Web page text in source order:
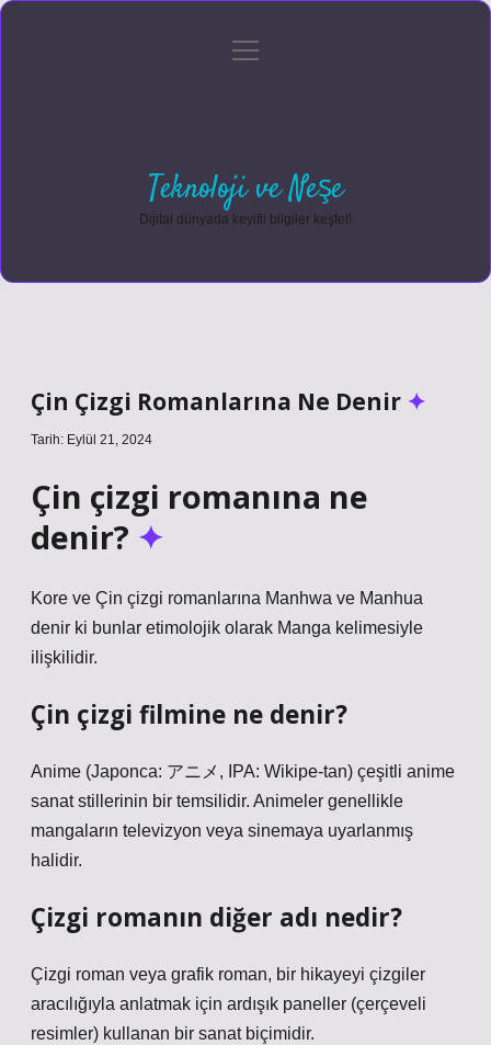
Gizlilik Politikası
menüyü
Teknoloji ve Neşe
Dijital dünyada keyifli bilgiler keşfet!
Çin Çizgi Romanlarına Ne Denir
Tarih: Eylül 21, 2024
Çin çizgi romanına ne
denir?
Kore ve Çin çizgi romanlarına Manhwa ve Manhua
denir ki bunlar etimolojik olarak Manga kelimesiyle
ilişkilidir.
Çin çizgi filmine ne denir?
Anime (Japonca: アニメ, IPA: Wikipe-tan) çeşitli anime
sanat stillerinin bir temsilidir. Animeler genellikle
mangaların televizyon veya sinemaya uyarlanmış
halidir.
Çizgi romanın diğer adı nedir?
Çizgi roman veya grafik roman, bir hikayeyi çizgiler
aracılığıyla anlatmak için ardışık paneller (çerçeveli
resimler) kullanan bir sanat biçimidir.